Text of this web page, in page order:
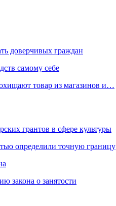
доверчивых граждан
самому себе
товар из магазинов и…
грантов в сфере культуры
определили точную границу
закона о занятости